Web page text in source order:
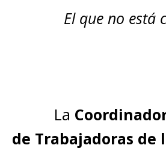
El que no está
La
de Trabajadoras de